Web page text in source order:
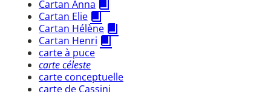
Cartan Anna
Cartan Elie
Cartan Hélène
Cartan Henri
carte à puce
carte céleste
carte conceptuelle
carte de Cassini